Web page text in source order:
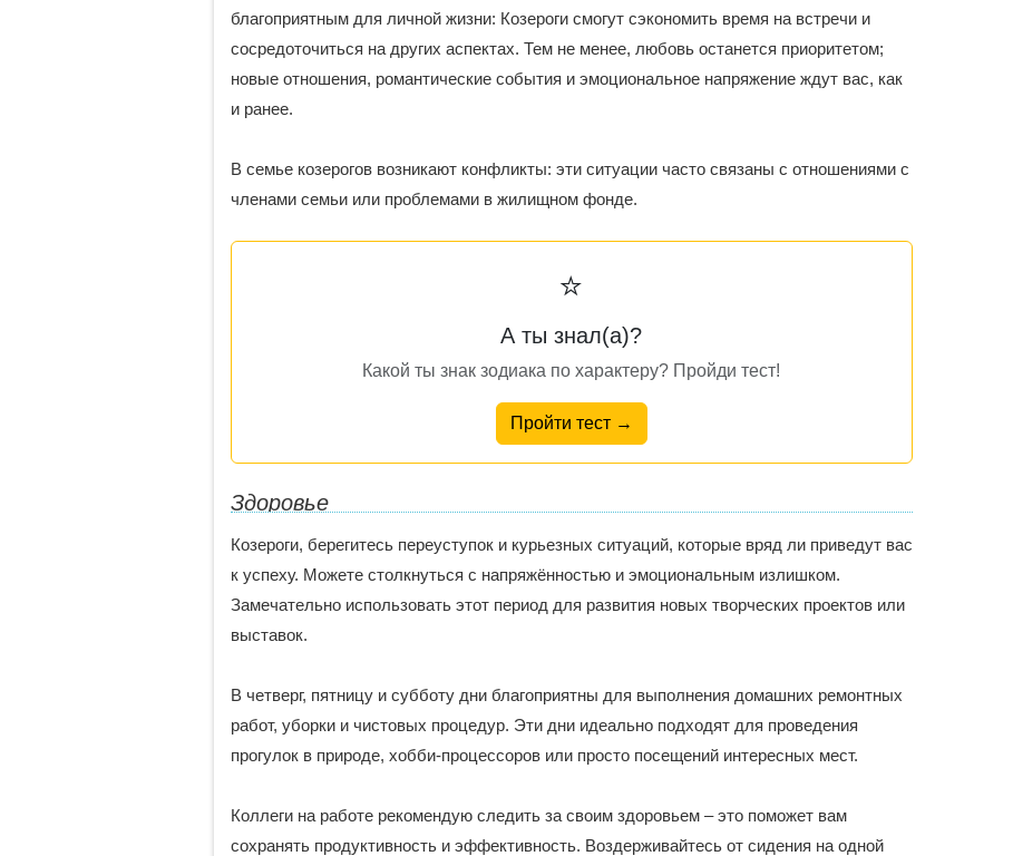
благоприятным для личной жизни: Козероги смогут сэкономить время на встречи и
сосредоточиться на других аспектах. Тем не менее, любовь останется приоритетом;
новые отношения, романтические события и эмоциональное напряжение ждут вас, как
и ранее.
В семье козерогов возникают конфликты: эти ситуации часто связаны с отношениями с
членами семьи или проблемами в жилищном фонде.
⭐
А ты знал(а)?
Какой ты знак зодиака по характеру? Пройди тест!
Пройти тест →
Здоровье
Козероги, берегитесь переуступок и курьезных ситуаций, которые вряд ли приведут вас
к успеху. Можете столкнуться с напряжённостью и эмоциональным излишком.
Замечательно использовать этот период для развития новых творческих проектов или
выставок.
В четверг, пятницу и субботу дни благоприятны для выполнения домашних ремонтных
работ, уборки и чистовых процедур. Эти дни идеально подходят для проведения
прогулок в природе, хобби-процессоров или просто посещений интересных мест.
Коллеги на работе рекомендую следить за своим здоровьем – это поможет вам
сохранять продуктивность и эффективность. Воздерживайтесь от сидения на одной